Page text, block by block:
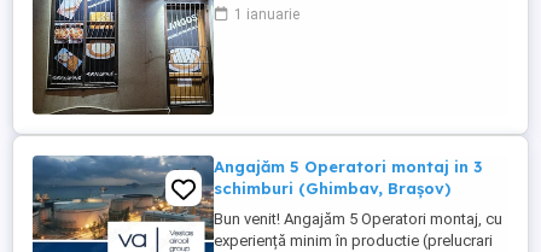
1 ianuarie
Angajăm 5 Operatori montaj in 3
schimburi (Ghimbav, Brașov)
Bun venit! Angajăm 5 Operatori montaj, cu
experiență minim în productie (prelucrari